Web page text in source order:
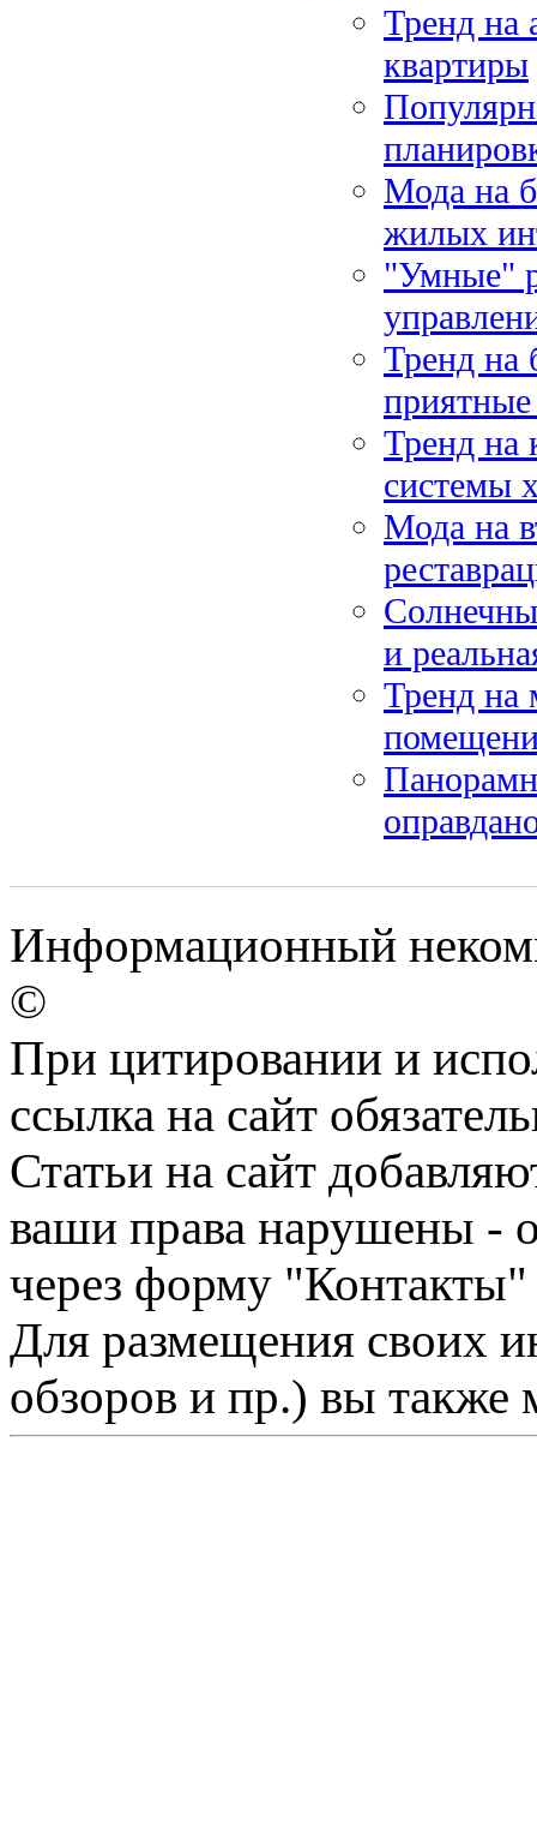
Тренд на
квартиры
Мода на
жилых
"Умные"
Тренд на
приятные
Тренд на
системы
Мода на
и
Тренд на
Информационный
©
При цитировании и
ссылка на сайт
Статьи на сайт
ваши права нарушены -
через форму "Контакты"
Для размещения своих
обзоров и пр.) вы также